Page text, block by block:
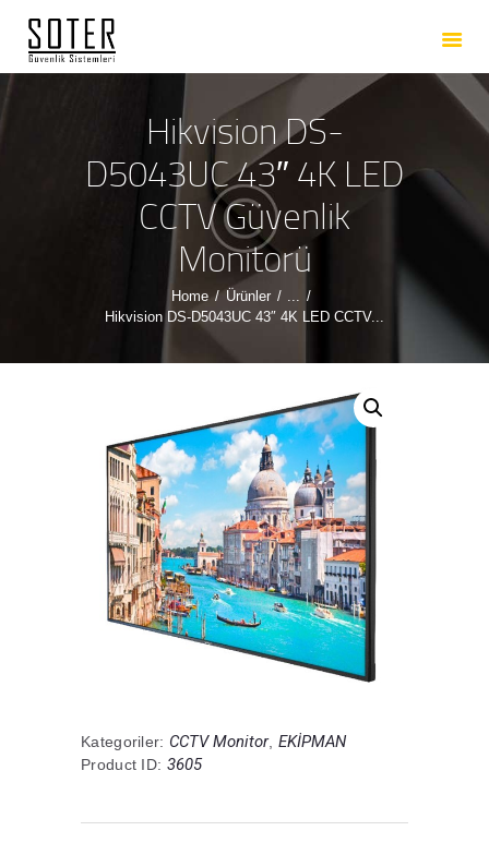
Hikvision DS-
D5043UC 43″ 4K LED
CCTV Güvenlik
Monitorü
Home Ürünler
...
Hikvision DS-D5043UC 43″ 4K LED CCTV...
ANASAYFA
HAKKIMIZDA
HIZMETLERIMIZ
ÜRÜNLERIMIZ
REFERANSLARIMIZ
İLETIŞIM
Kategoriler: CCTV Monitor, EKİPMAN
Product ID: 3605